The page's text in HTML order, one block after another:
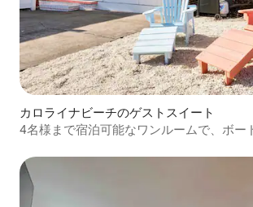
カロライナビーチのゲストスイート
4名様まで宿泊可能なワンルームで、ボー